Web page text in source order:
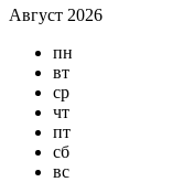
Август 2026
пн
вт
ср
чт
пт
сб
вс